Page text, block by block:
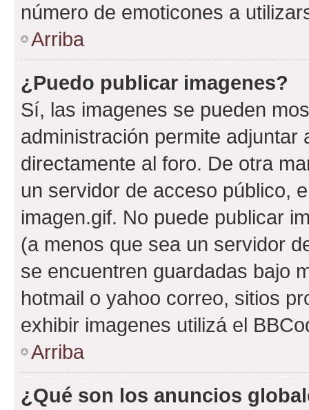
número de emoticones a
Arriba
¿Puedo publicar imagenes?
Sí, las imagenes se pueden
administración permite
directamente al foro. De otra
un servidor de acceso público,
imagen.gif. No puede publicar
(a menos que sea un servidor
se encuentren guardadas bajo
hotmail o yahoo correo, sitios
exhibir imagenes utilizá el
Arriba
¿Qué son los anuncios